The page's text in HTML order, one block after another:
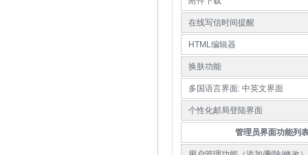
在线写信时间提醒
HTML编辑器
换肤功能
多国语言界面: 中英文界面
个性化邮局登陆界面
管理员界面功能列